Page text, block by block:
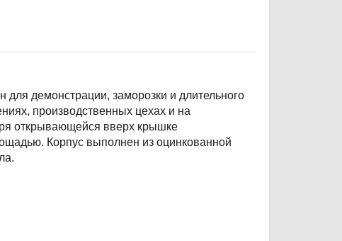
для демонстрации, заморозки и длительного
производственных цехах и на
открывающейся вверх крышке
Корпус выполнен из оцинкованной